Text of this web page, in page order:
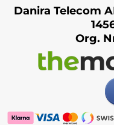
Danira Telecom
Org.